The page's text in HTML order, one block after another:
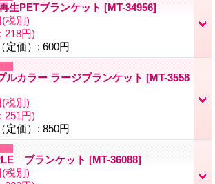
生PETブランケット [MT-34956]
(税別)
: 218円)
定価） : 600円
ルカラー ラージブランケット [MT-3558
(税別)
: 251円)
定価） : 850円
ブランケット [MT-36088]
(税別)